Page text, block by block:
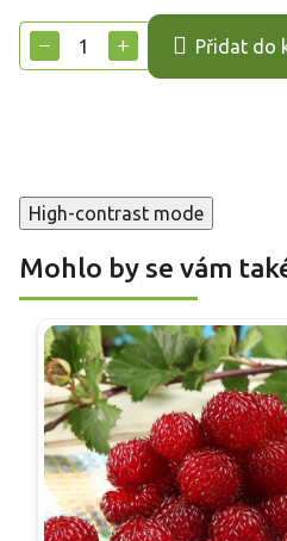
cena:
+
− Přidat do
High-contrast mode
Mohlo by se vám